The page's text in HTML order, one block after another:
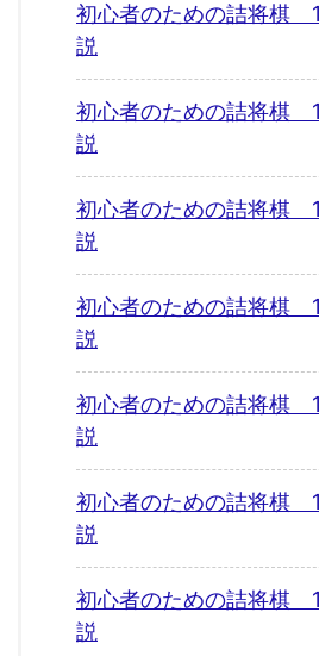
初心者のための詰将棋
説
初心者のための詰将棋
説
初心者のための詰将棋
説
初心者のための詰将棋
説
初心者のための詰将棋
説
初心者のための詰将棋
説
初心者のための詰将棋
説